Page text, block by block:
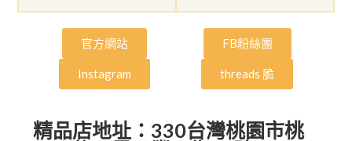
官方網站 FB粉絲團
Instagram threads 脆
精品店地址：330台灣桃園市桃